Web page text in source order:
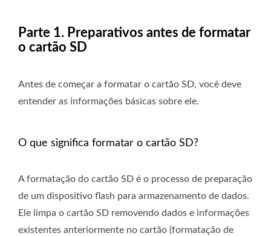
Parte 1. Preparativos antes de formatar
o cartão SD
Antes de começar a formatar o cartão SD, você deve
entender as informações básicas sobre ele.
O que significa formatar o cartão SD?
A formatação do cartão SD é o processo de preparação
de um dispositivo flash para armazenamento de dados.
Ele limpa o cartão SD removendo dados e informações
existentes anteriormente no cartão (formatação de